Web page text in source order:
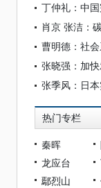
丁仲礼：中
热门专栏
秦晖
龙应台
鄢烈山